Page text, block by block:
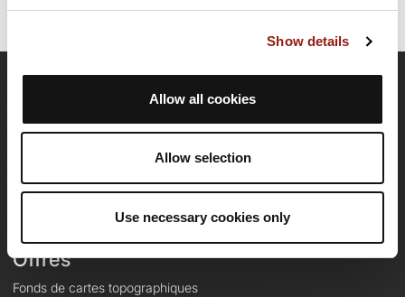
Show details
Allow all cookies
Allow selection
Use necessary cookies only
Equipe
Offres
Fonds de cartes topographiques